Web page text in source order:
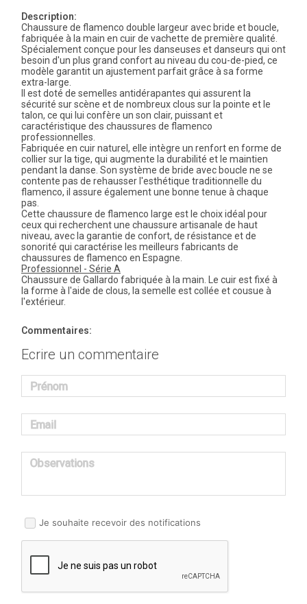
Description:
Chaussure de flamenco double largeur avec bride et boucle,
fabriquée à la main en cuir de vachette de première qualité.
Spécialement conçue pour les danseuses et danseurs qui ont
besoin d'un plus grand confort au niveau du cou-de-pied, ce
modèle garantit un ajustement parfait grâce à sa forme
extra-large.
Il est doté de semelles antidérapantes qui assurent la
sécurité sur scène et de nombreux clous sur la pointe et le
talon, ce qui lui confère un son clair, puissant et
caractéristique des chaussures de flamenco
professionnelles.
Fabriquée en cuir naturel, elle intègre un renfort en forme de
collier sur la tige, qui augmente la durabilité et le maintien
pendant la danse. Son système de bride avec boucle ne se
contente pas de rehausser l'esthétique traditionnelle du
flamenco, il assure également une bonne tenue à chaque
pas.
Cette chaussure de flamenco large est le choix idéal pour
ceux qui recherchent une chaussure artisanale de haut
niveau, avec la garantie de confort, de résistance et de
sonorité qui caractérise les meilleurs fabricants de
chaussures de flamenco en Espagne.
Professionnel - Série A
Chaussure de Gallardo fabriquée à la main. Le cuir est fixé à
la forme à l'aide de clous, la semelle est collée et cousue à
l'extérieur.
Commentaires:
Ecrire un commentaire
Prénom
Email
Observations
Je souhaite recevoir des notifications